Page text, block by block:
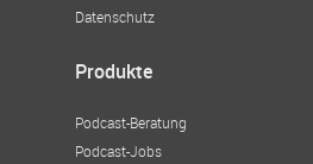
Datenschutz
Produkte
Podcast-Beratung
Podcast-Jobs